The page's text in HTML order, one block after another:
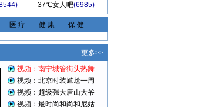
37℃女人吧(6985)
医 疗 健 康 保 健